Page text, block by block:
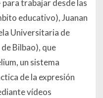
trabajar desde las
educativo), Juanan
Universitaria de
Bilbao), que
un sistema
de la expresión
vídeos